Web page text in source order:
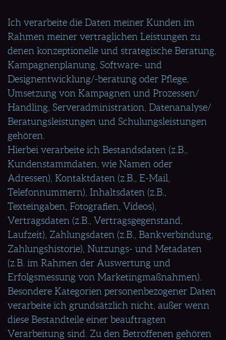
Ich verarbeite die Daten meiner Kunden im
Rahmen meiner vertraglichen Leistungen zu
denen konzeptionelle und strategische Beratung,
Kampagnenplanung, Software- und
Designentwicklung/-beratung oder Pflege,
Umsetzung von Kampagnen und Prozessen/
Handling, Serveradministration, Datenanalyse/
Beratungsleistungen und Schulungsleistungen
gehören.
Hierbei verarbeite ich Bestandsdaten (z.B.,
Kundenstammdaten, wie Namen oder
Adressen), Kontaktdaten (z.B., E-Mail,
Telefonnummern), Inhaltsdaten (z.B.,
Texteingaben, Fotografien, Videos),
Vertragsdaten (z.B., Vertragsgegenstand,
Laufzeit), Zahlungsdaten (z.B., Bankverbindung,
Zahlungshistorie), Nutzungs- und Metadaten
(z.B. im Rahmen der Auswertung und
Erfolgsmessung von Marketingmaßnahmen).
Besondere Kategorien personenbezogener Daten
verarbeite ich grundsätzlich nicht, außer wenn
diese Bestandteile einer beauftragten
Verarbeitung sind. Zu den Betroffenen gehören